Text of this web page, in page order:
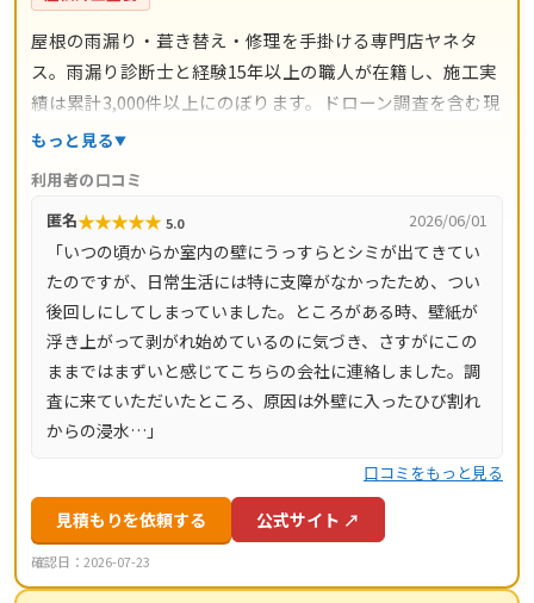
屋根の雨漏り・葺き替え・修理を手掛ける専門店ヤネタ
ス。雨漏り診断士と経験15年以上の職人が在籍し、施工実
績は累計3,000件以上にのぼります。ドローン調査を含む現
地調査・お見積り・出張費は無料。瓦ずれ直し1,500円〜/
㎡と料金の目安が明確で、自社職人の直接施工により中間
マージンがかかりません。施工後は10年間の工事保証付
き。東京都・神奈川県・埼玉県・千葉県・茨城県・栃木
県・群馬県など全国14都道府県に対応し、LINE・メールは
24時間受付、最短当日にお伺いします。
もっと見る
利用者の口コミ
匿名★★★★★ 5.0 2026/06/01
「いつの頃からか室内の壁にうっすらとシミが出てきてい
たのですが、日常生活には特に支障がなかったため、つい
後回しにしてしまっていました。ところがある時、壁紙が
浮き上がって剥がれ始めているのに気づき、さすがにこの
ままではまずいと感じてこちらの会社に連絡しました。調
査に来ていただいたところ、原因は外壁に入ったひび割れ
からの浸水…」
口コミをもっと見る
見積もりを依頼する 公式サイト ↗
確認日：2026-07-23